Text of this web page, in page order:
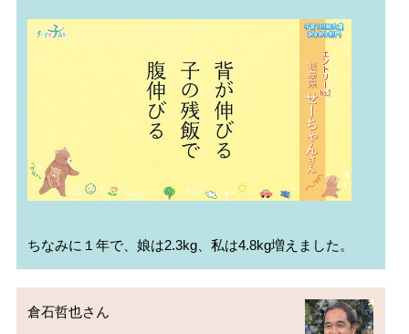
倉石哲也さん